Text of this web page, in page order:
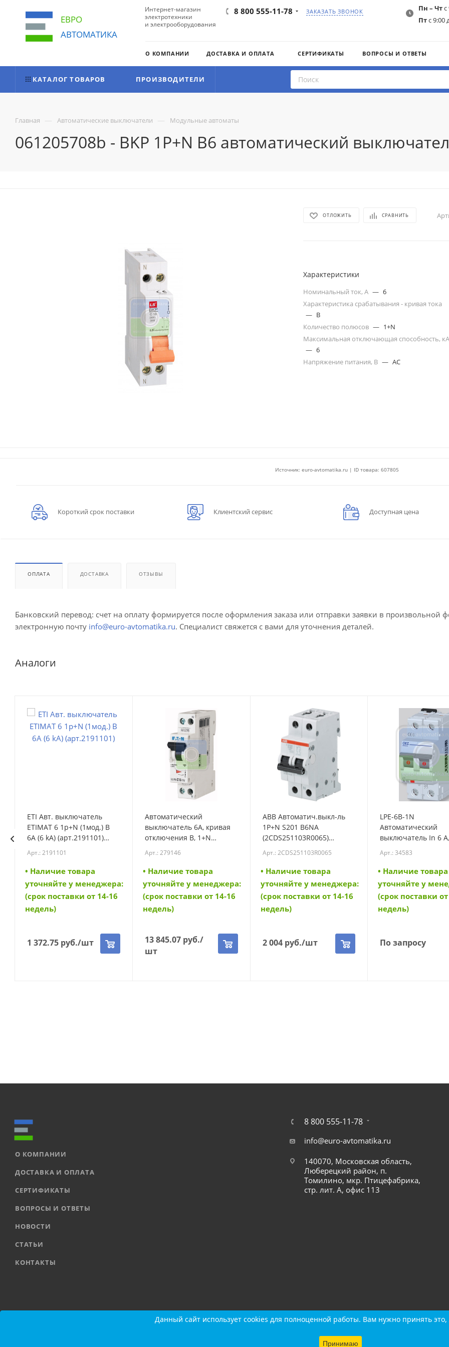
ЕВРО
АВТОМАТИКА
Интернет-магазин
электротехники
и электрооборудования
8 800 555-11-78 ЗАКАЗАТЬ ЗВОНОК Пн – Чтс
Птс 9:00
О КОМПАНИИ ДОСТАВКА И ОПЛАТА СЕРТИФИКАТЫ ВОПРОСЫ И ОТВЕТЫ
КАТАЛОГ ТОВАРОВ ПРОИЗВОДИТЕЛИ
Главная — Автоматические выключатели — Модульные автоматы
061205708b - BKP 1P+N B6 автоматический
ОТЛОЖИТЬ СРАВНИТЬ
Характеристики
Номинальный ток, А — 6
Характеристика срабатывания - кривая тока
— B
Количество полюсов — 1+N
Максимальная отключающая способность, кА
— 6
Напряжение питания, В — AC
Источник: euro-avtomatika.ru | ID товара: 607805
Короткий срок поставки Клиентский сервис Доступная цена
ОПЛАТА ДОСТАВКА ОТЗЫВЫ
Банковский перевод: счет на оплату формируется после оформления заказа или отправки заявки в произвольной
электронную почту info@euro-avtomatika.ru. Специалист свяжется с вами для уточнения деталей.
Аналоги
ETI Авт. выключатель
ETIMAT 6 1p+N (1мод.) B
6А (6 kA) (арт.2191101)
Арт.: 2191101
• Наличие товара
уточняйте у менеджера:
(срок поставки от 14-16
недель)
1 372.75 руб./шт
Автоматический
выключатель 6А, кривая
отключения В, 1+N
6 кА (FAZ-PN-B6/1N)
(279146)
Арт.: 279146
• Наличие товара
уточняйте у менеджера:
(срок поставки от 14-16
недель)
13 845.07руб./
шт
ABB Автоматич.выкл-ль
1P+N S201 B6NA
(2CDS251103R0065)
Арт.: 2CDS251103R0065
• Наличие товара
уточняйте у менеджера:
(срок поставки от 14-16
недель)
2 004руб./шт
LPE-6B-1N
Автоматический
выключатель In 6
характеристика B,
полюс, Icn 6 kA
Арт.: 34583
• Наличие товара
уточняйте у
(срок поставки
недель)
По запросу
О КОМПАНИИ
ДОСТАВКА И ОПЛАТА
СЕРТИФИКАТЫ
ВОПРОСЫ И ОТВЕТЫ
НОВОСТИ
СТАТЬИ
КОНТАКТЫ
8 800 555-11-78
info@euro-avtomatika.ru
140070, Московская область,
Люберецкий район, п.
Томилино, мкр. Птицефабрика,
стр. лит. А, офис 113
Карта сайтаДанный сайт использует cookies для полноценной работы. Вам нужно принять это,
Принимаю
Данный сайт использует cookies для полноценной работы. Вам нужно принять это,
Принимаю